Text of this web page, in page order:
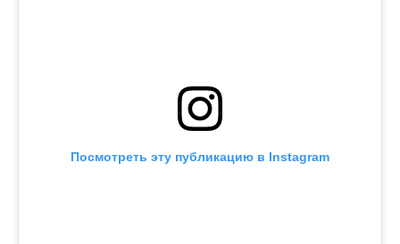
Посмотреть эту публикацию в Instagram